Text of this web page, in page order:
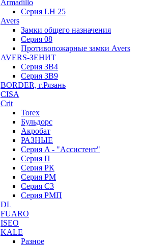
Armadillo
Серия LH 25
Avers
Замки общего назначения
Серия 08
Противопожарные замки Avers
AVERS-ЗЕНИТ
Серия ЗВ4
Серия ЗВ9
BORDER, г.Рязань
CISA
Crit
Torex
Бульдорс
Акробат
РАЗНЫЕ
Серия A - "Ассистент"
Серия П
Серия РК
Серия РМ
Серия С3
Серия РМП
DL
FUARO
ISEO
KALE
Разное